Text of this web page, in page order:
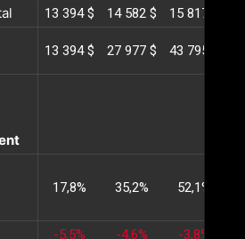
13 394 $ 14 582 $ 15 817 $
13 394 $ 27 977 $ 43 795 $
17,8% 35,2% 52,1%
-5,5% -4,6% -3,8%